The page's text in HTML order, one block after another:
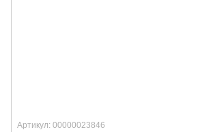
Артикул: 00000023846